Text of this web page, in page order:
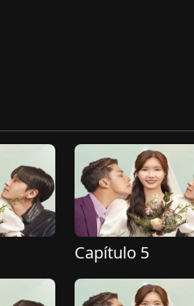
Capítulo 5